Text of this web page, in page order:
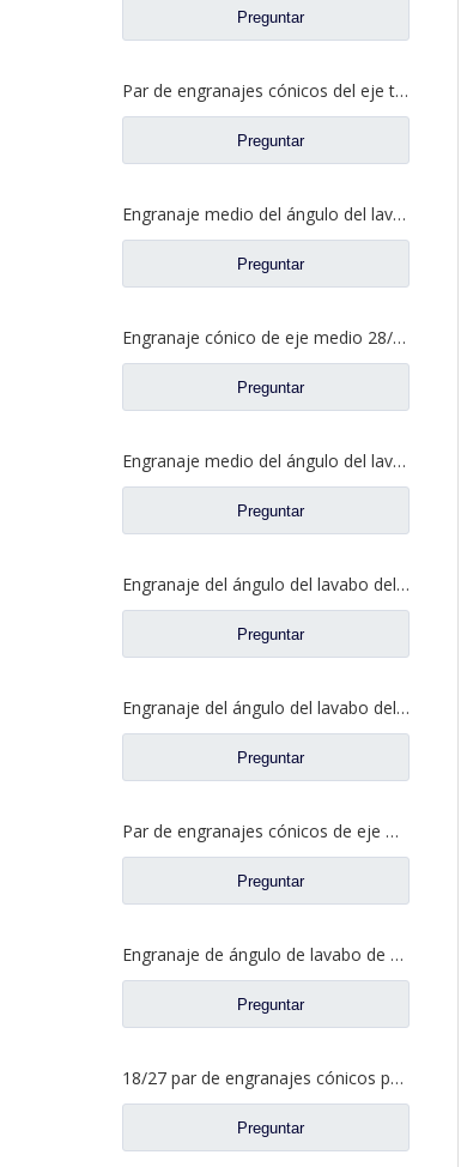
Preguntar
Par de engranajes cónicos del eje trasero 18/27 para piezas de repuesto de camiones Ankai & BENZ Axle Foton Auman HFF2402040/41CK1BZ
Preguntar
Engranaje medio del ángulo del lavabo del puente para los recambios 42104456 del camión de SAIC Hongyan
Preguntar
Engranaje cónico de eje medio 28/21 para eje Ankai Benz, repuestos para camiones Foton Auman HFF2502038/39CK1BZ
Preguntar
Engranaje medio del ángulo del lavabo del puente para los recambios 5801845742 del camión de SAIC Hongyan
Preguntar
Engranaje del ángulo del lavabo del puente medio para los recambios 81.35199.6535 de Shamcan DelongTruck
Preguntar
Engranaje del ángulo del lavabo del puente trasero para los repuestos 81.35199.6554 de Shamcan DelongTruck
Preguntar
Par de engranajes cónicos de eje medio 28/21 para piezas de repuesto de camión A0E Axle FAW Jiefang 2502036/037-A0E
Preguntar
Engranaje de ángulo de lavabo de puente medio para Shamcan DelongTruck repuestos 81.35199.6587
Preguntar
18/27 par de engranajes cónicos para Dena Axle Dongfeng T-Lift Truck repuestos 2502ZHS1827-025/026
Preguntar